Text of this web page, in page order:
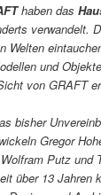
haben das
verwandelt.
Welten
und
von GRAFT
bisher
Gregor
Putz und
über 13 Jahren